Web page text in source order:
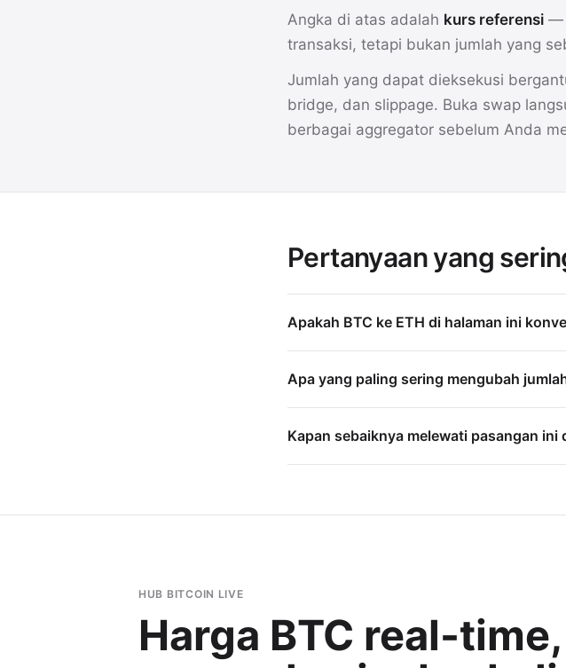
Angka di atas adalah kurs referensi —
transaksi, tetapi bukan jumlah yang
Jumlah yang dapat dieksekusi
bridge, dan slippage. Buka swap
berbagai aggregator sebelum Anda
Pertanyaan yang
Apakah BTC ke ETH di halaman ini
Apa yang paling sering mengubah
Kapan sebaiknya melewati pasangan
HUB BITCOIN LIVE
Harga BTC real-